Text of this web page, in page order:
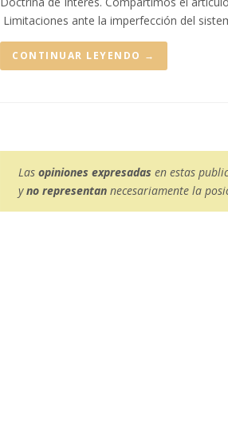
Limitaciones ante la imperfección del
CONTINUAR LEYENDO →
Las opiniones expresadas en estas
yno representan necesariamente la